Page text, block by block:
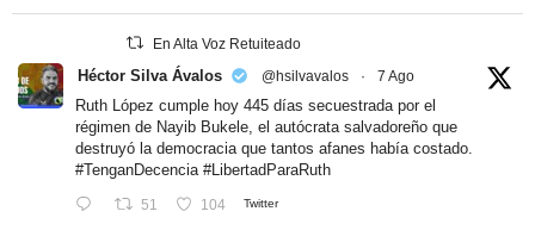
En Alta Voz Retuiteado
Héctor Silva Ávalos @hsilvavalos · 7 Ago
Ruth López cumple hoy 445 días secuestrada por el
régimen de Nayib Bukele, el autócrata salvadoreño que
destruyó la democracia que tantos afanes había costado.
#TenganDecencia #LibertadParaRuth
51 104 Twitter